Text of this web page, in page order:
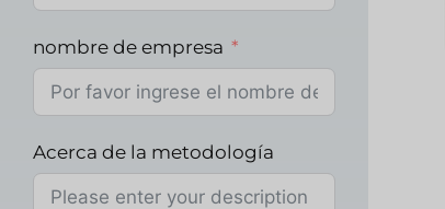
nombre de empresa
Acerca de la metodología